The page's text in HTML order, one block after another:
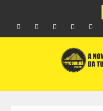
vitória por 2-0 frente ao
RCC
Ar